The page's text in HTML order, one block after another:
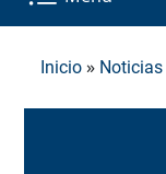
Inicio » Noticias